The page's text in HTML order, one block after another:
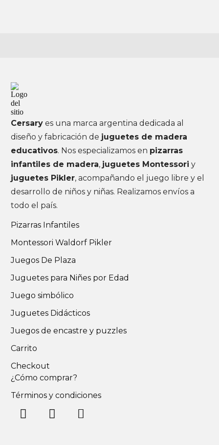
Cersary es una marca argentina dedicada al
diseño y fabricación de juguetes de madera
educativos. Nos especializamos en pizarras
infantiles de madera, juguetes Montessori y
juguetes Pikler, acompañando el juego libre y el
desarrollo de niños y niñas. Realizamos envíos a
todo el país.
Pizarras Infantiles
Montessori Waldorf Pikler
Juegos De Plaza
Juguetes para Niñes por Edad
Juego simbólico
Juguetes Didácticos
Juegos de encastre y puzzles
Carrito
Checkout
¿Cómo comprar?
Términos y condiciones